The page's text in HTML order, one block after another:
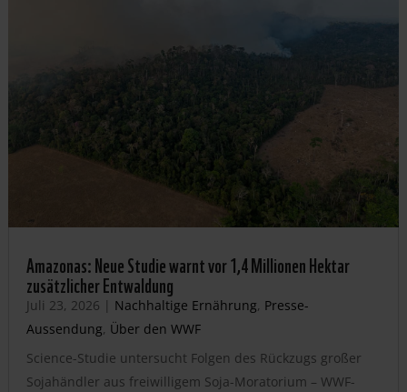
Amazonas: Neue Studie warnt vor 1,4 Millionen Hektar
zusätzlicher Entwaldung
Juli 23, 2026 | Nachhaltige Ernährung, Presse-
Aussendung, Über den WWF
Science-Studie untersucht Folgen des Rückzugs großer
Sojahändler aus freiwilligem Soja-Moratorium – WWF-